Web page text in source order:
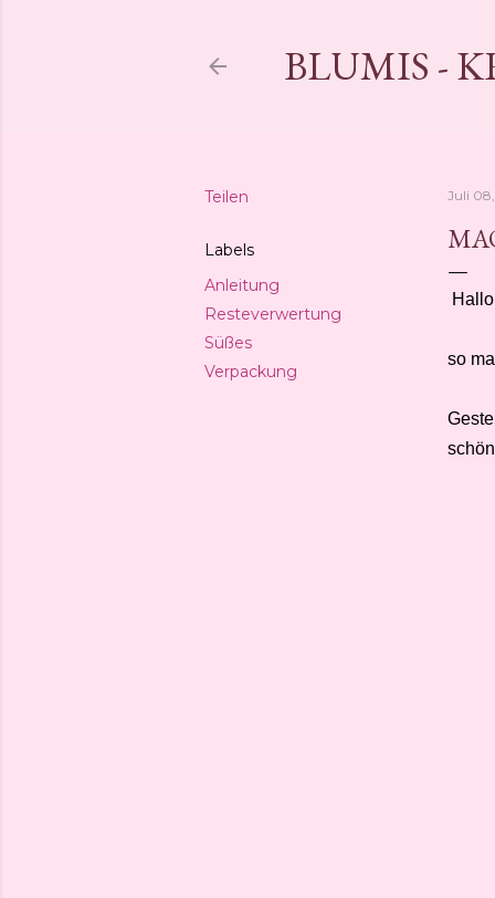
BLUMIS -
Teilen
Labels
Anleitung
Resteverwertung
Süßes
Verpackung
Juli
so